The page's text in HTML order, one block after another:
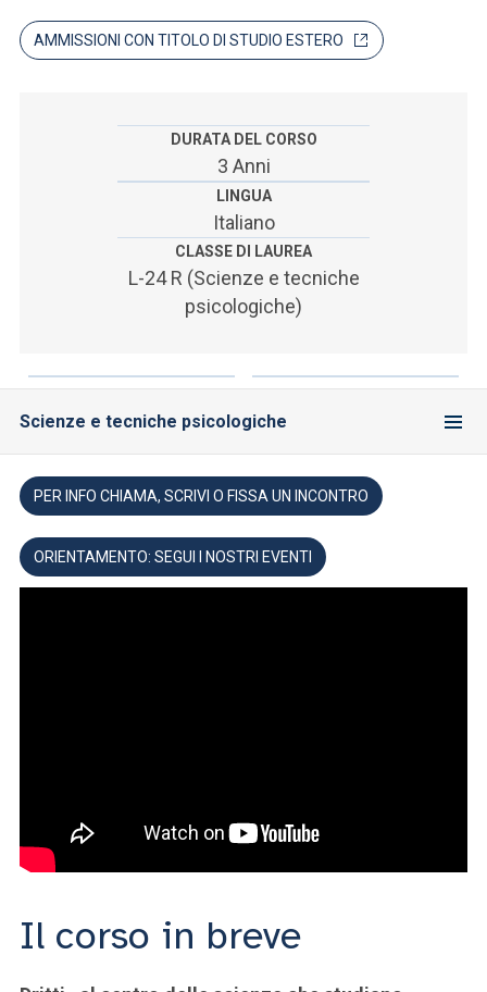
SEI UN DOCENTE O UN MEMBRO DELLO STAFF
AMMISSIONI CON TITOLO DI STUDIO ESTERO
DURATA DEL CORSO
3 Anni
LINGUA
Italiano
CLASSE DI LAUREA
L-24 R (Scienze e tecniche
psicologiche)
Scienze e tecniche psicologiche
PER INFO CHIAMA, SCRIVI O FISSA UN INCONTRO
ORIENTAMENTO: SEGUI I NOSTRI EVENTI
Il corso in breve